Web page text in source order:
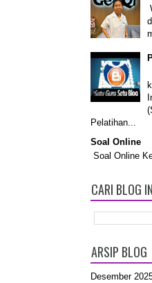
Pelatihan...
Soal Online
Soal Online
CARI BLOG
ARSIP BLOG
Desember